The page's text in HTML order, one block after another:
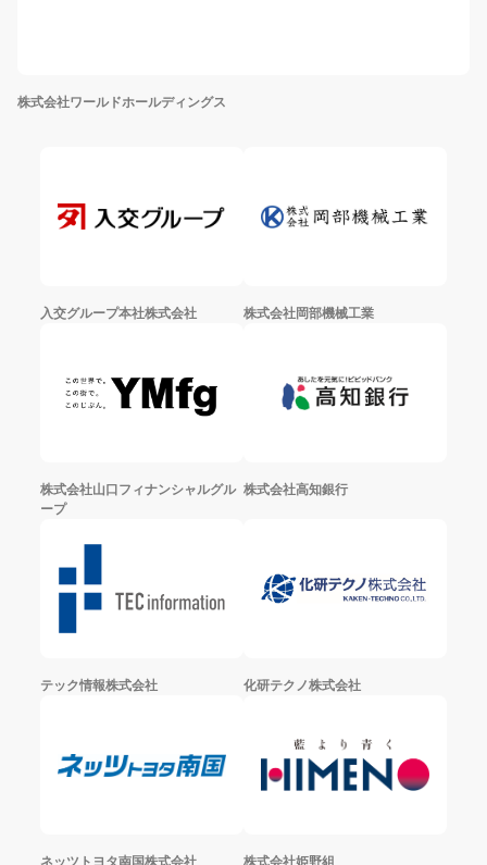
株式会社ワールドホールディングス
入交グループ本社株式会社 株式会社岡部機械工業
株式会社山口フィナンシャルグル
ープ
株式会社高知銀行
テック情報株式会社 化研テクノ株式会社